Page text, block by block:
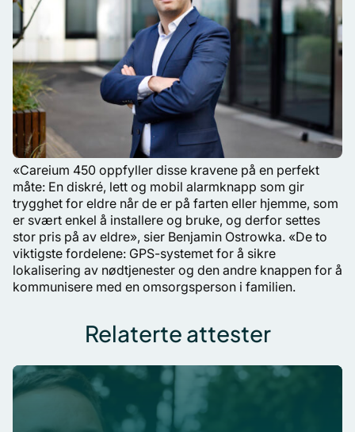
«Careium 450 oppfyller disse kravene på en perfekt
måte: En diskré, lett og mobil alarmknapp som gir
trygghet for eldre når de er på farten eller hjemme, som
er svært enkel å installere og bruke, og derfor settes
stor pris på av eldre», sier Benjamin Ostrowka. «De to
viktigste fordelene: GPS-systemet for å sikre
lokalisering av nødtjenester og den andre knappen for å
kommunisere med en omsorgsperson i familien.
Relaterte attester